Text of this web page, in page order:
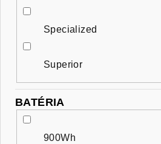
Specialized
Superior
BATÉRIA
900Wh